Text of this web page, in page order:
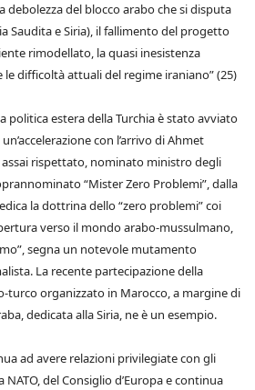
debolezza del blocco arabo che si disputa
Saudita e Siria), il fallimento del progetto
rimodellato, la quasi inesistenza
le difficoltà attuali del regime iraniano” (25)
estera della Turchia è stato avviato
con l’arrivo di Ahmet
rispettato, nominato ministro degli
“Mister Zero Problemi”, dalla
la dottrina dello “zero problemi” coi
verso il mondo arabo-mussulmano,
segna un notevole mutamento
La recente partecipazione della
turco organizzato in Marocco, a margine di
dedicata alla Siria, ne è un esempio.
ad avere relazioni privilegiate con gli
del Consiglio d’Europa e continua